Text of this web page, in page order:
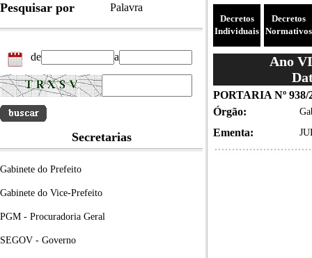
Pesquisar por Palavra
de a
Secretarias
Gabinete do Prefeito
Gabinete do Vice-Prefeito
PGM - Procuradoria Geral
SEGOV - Governo
Decretos
Individuais
Decretos
Normativos
Ano
PORTARIA Nº 938/
Órgão:
Ementa: